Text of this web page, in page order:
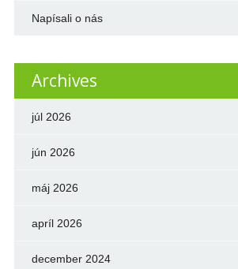
Napísali o nás
Archives
júl 2026
jún 2026
máj 2026
apríl 2026
december 2024